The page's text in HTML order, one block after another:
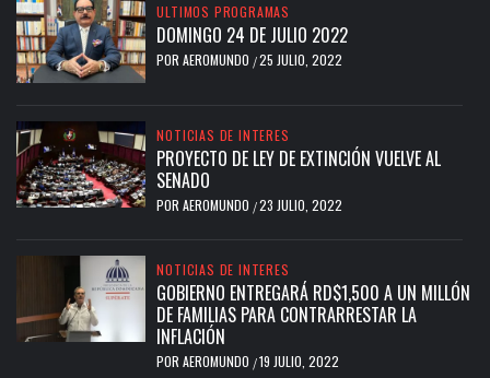
ULTIMOS PROGRAMAS
DOMINGO 24 DE JULIO 2022
POR AEROMUNDO /25 JULIO, 2022
NOTICIAS DE INTERES
PROYECTO DE LEY DE EXTINCIÓN VUELVE AL
SENADO
POR AEROMUNDO /23 JULIO, 2022
NOTICIAS DE INTERES
GOBIERNO ENTREGARÁ RD$1,500 A UN MILLÓN
DE FAMILIAS PARA CONTRARRESTAR LA
INFLACIÓN
POR AEROMUNDO /19 JULIO, 2022